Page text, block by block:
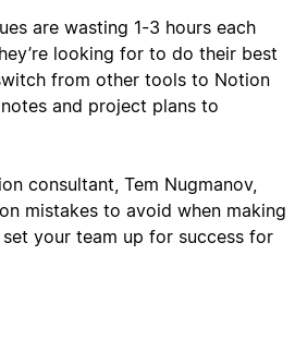
are wasting 1-3 hours each
looking for to do their best
from other tools to Notion
and project plans to
consultant, Tem Nugmanov,
mistakes to avoid when making
your team up for success for